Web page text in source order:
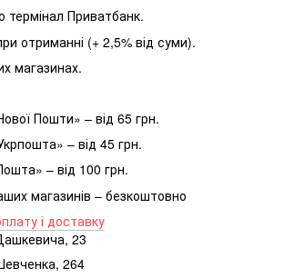
термінал Приватбанк.
отриманні (+ 2,5% від суми).
магазинах.
Пошти» – від 65 грн.
– від 45 грн.
– від 100 грн.
магазинів – безкоштовно
і доставку
23
264